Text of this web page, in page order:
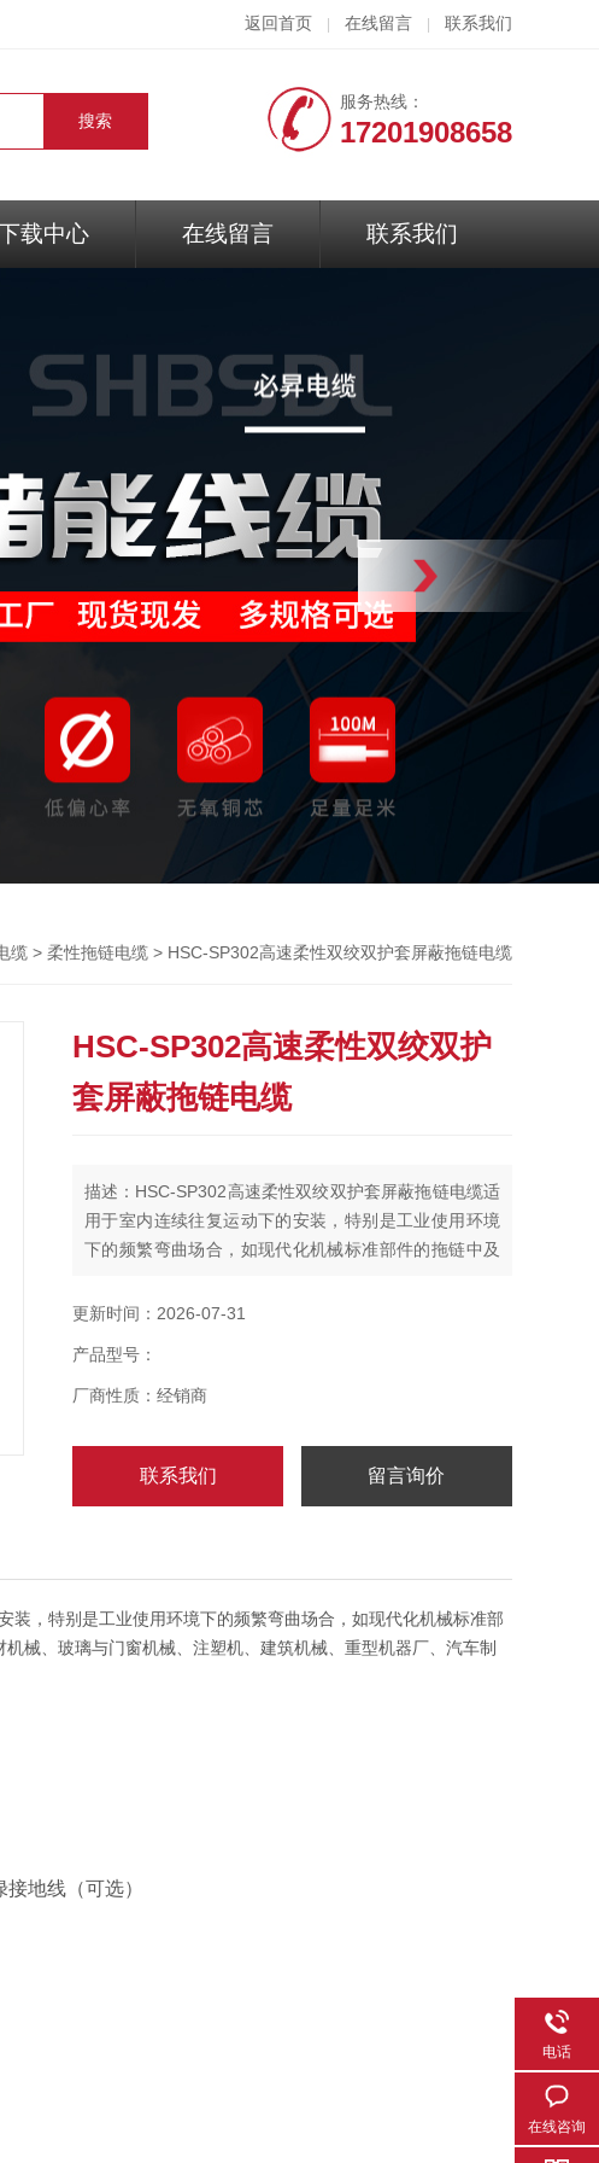
返回首页 在线留言 联系我们
服务热线：
17201908658
载中心 在线留言 联系我们
缆 > 柔性拖链电缆 > HSC-SP302高速柔性双绞双护套屏蔽拖链电缆
HSC-SP302高速柔性双绞双护
套屏蔽拖链电缆
描述：HSC-SP302高速柔性双绞双护套屏蔽拖链电缆适
用于室内连续往复运动下的安装，特别是工业使用环境
下的频繁弯曲场合，如现代化机械标准部件的拖链中及
木材石材机械、玻璃与门窗机械、注塑机、建筑机械、
场合。
更新时间：2026-07-31
产品型号：
厂商性质：经销商
联系我们 留言询价
装，特别是工业使用环境下的频繁弯曲场合，如现代化机械标准部
械、玻璃与门窗机械、注塑机、建筑机械、重型机器厂、汽车制
地线（可选）
电话
在线咨询